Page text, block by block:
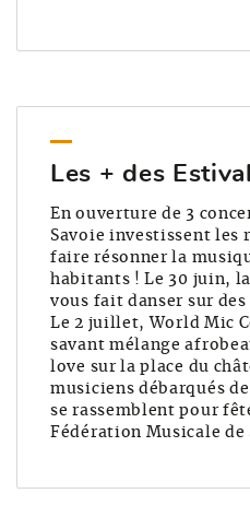
Les + des
En ouverture de 3
Savoie investissent les
faire résonner la
habitants ! Le 30 juin,
vous fait danser sur
Le 2 juillet, World Mic
savant mélange
love sur la place du
musiciens débarqués
se rassemblent pour
Fédération Musicale de